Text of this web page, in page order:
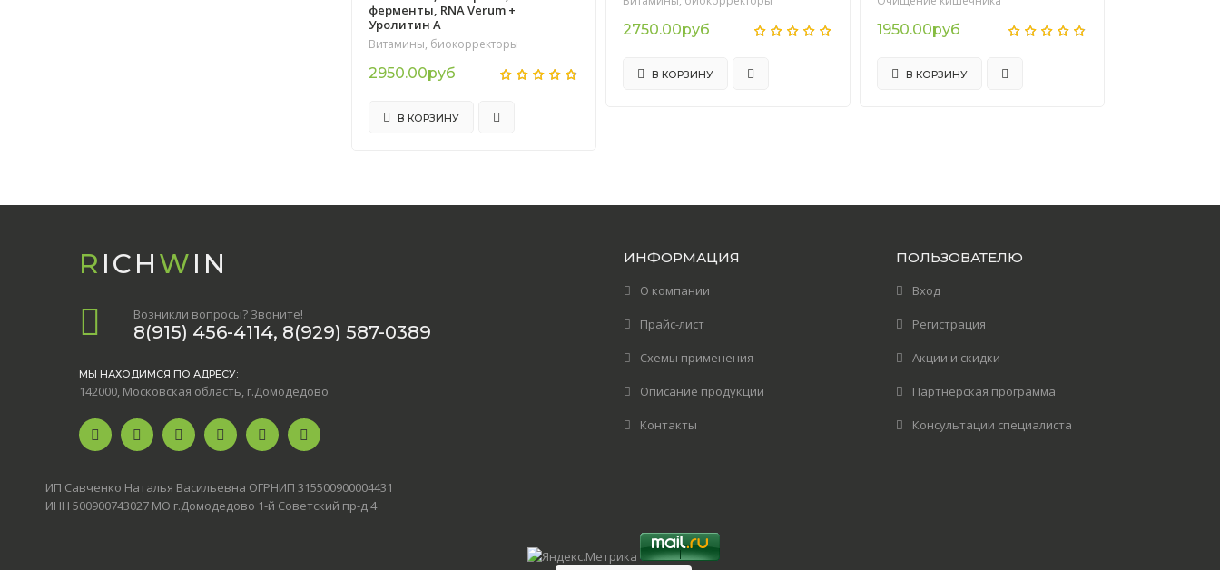
ферменты, RNA Verum +
Уролитин А
Витамины, биокорректоры
2950.00руб
В КОРЗИНУ
2750.00руб
В КОРЗИНУ
1950.00руб
В КОРЗИНУ
R ICHWIN
Возникли вопросы? Звоните!
8(915) 456-4114, 8(929) 587-0389
МЫ НАХОДИМСЯ ПО АДРЕСУ:
142000, Московская область, г.Домодедово
ИНФОРМАЦИЯ
О компании
Прайс-лист
Схемы применения
Описание продукции
Контакты
ПОЛЬЗОВАТЕЛЮ
Вход
Регистрация
Акции и скидки
Партнерская программа
Консультации специалиста
ИП Савченко Наталья Васильевна ОГРНИП 315500900004431
ИНН 500900743027 МО г.Домодедово 1-й Советский пр-д 4